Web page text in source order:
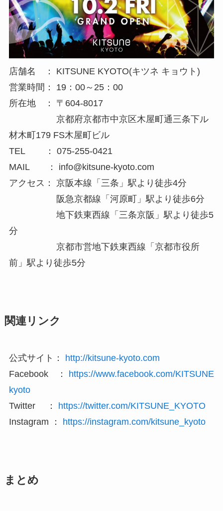
店舗名 ： KITSUNE KYOTO(キツネ キョウト)
営業時間： 19：00～25：00
所在地 ： 〒604-8017
京都府京都市中京区木屋町通三条下ル
材木町179 FS木屋町ビル
TEL ： 075-255-0421
MAIL ： info@kitsune-kyoto.com
アクセス： 京阪本線「三条」駅より徒歩4分
阪急京都線「河原町」駅より徒歩6分
地下鉄東西線「三条京阪」駅より徒歩5
分
京都市営地下鉄東西線「京都市役所
前」駅より徒歩5分
関連リンク
公式サイト：
http://kitsune-kyoto.com
Facebook ：
https://www.facebook.com/KITSUNE
kyoto
Twitter ：
https://twitter.com/KITSUNE_KYOTO
Instagram ：
https://instagram.com/kitsune_kyoto
まとめ